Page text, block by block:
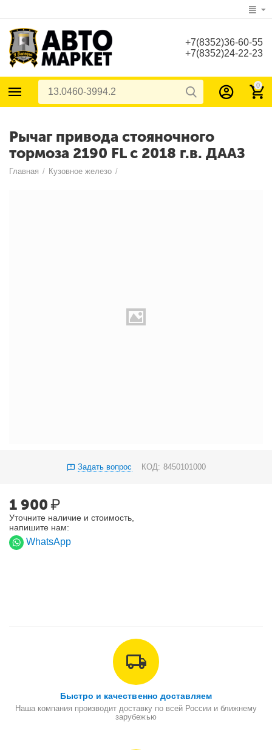
+7(8352)36-60-55
+7(8352)24-22-23
0
Рычаг привода стояночного
тормоза 2190 FL с 2018 г.в. ДААЗ
Главная / Кузовное железо /
Задать вопрос КОД: 8450101000
1 900₽
Уточните наличие и стоимость,
напишите нам:
WhatsApp
Быстро и качественно доставляем
Наша компания производит доставку по всей России и ближнему
зарубежью